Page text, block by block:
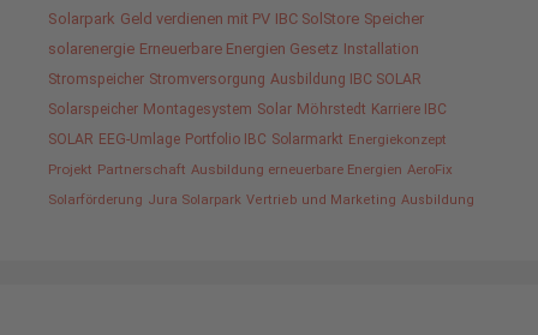
Solarpark Geld verdienen mit PV IBC SolStore Speicher
solarenergie Erneuerbare Energien Gesetz Installation
Stromspeicher Stromversorgung Ausbildung IBC SOLAR
Solarspeicher Montagesystem Solar Möhrstedt Karriere IBC
SOLAR EEG-Umlage Portfolio IBC Solarmarkt Energiekonzept
Projekt Partnerschaft Ausbildung erneuerbare Energien AeroFix
Solarförderung Jura Solarpark Vertrieb und Marketing Ausbildung